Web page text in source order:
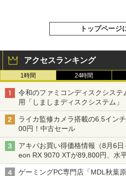
トップページ
アクセスランキング
1時間 24時間
令和のファミコンディスクシス
用「しましまディスクシステム」
ライカ監修カメラ搭載の6.5イン
00円！中古セール
アキバお買い得価格情報（8月6
eon RX 9070 XTが89,800円、水
ニターが9,801円、暑さ指数連動
ゲーミングPC専門店「MDL秋葉